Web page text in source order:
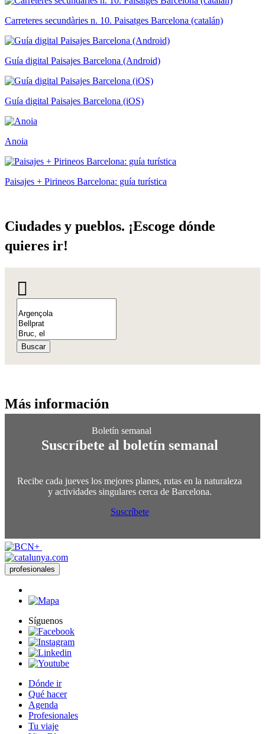
Carreteres secundàries n. 10. Paisatges Barcelona (catalán)
Guía digital Paisajes Barcelona (Android)
Guía digital Paisajes Barcelona (iOS)
Anoia
Paisajes + Pirineos Barcelona: guía turística
Ciudades y pueblos. ¡Escoge dónde
quieres ir!
Buscar
Más información
Suscríbete al boletín semanal
Recibe cada jueves los mejores planes, rutas en la naturaleza
y actividades singulares cerca de Barcelona.
Suscríbete
profesionales
Síguenos
Dónde ir
Qué hacer
Agenda
Profesionales
Tu viaje